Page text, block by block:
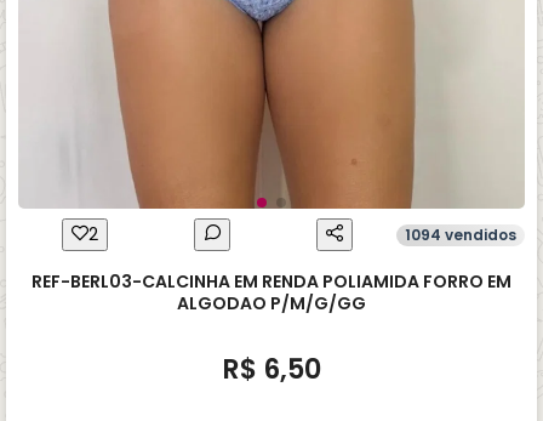
2 1094 vendidos
REF-BERL03-CALCINHA EM RENDA POLIAMIDA FORRO EM
ALGODAO P/M/G/GG
R$ 6,50